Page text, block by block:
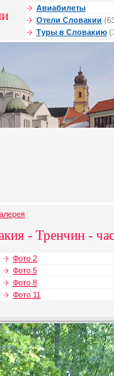
Авиабилеты
Отели Словакии
Туры в Словакию
- Тренчин -
Фото 2
Фото 5
Фото 8
Фото 11